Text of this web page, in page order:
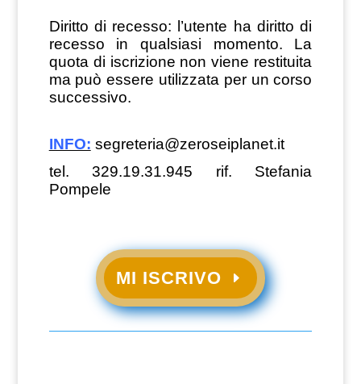
Diritto di recesso: l’utente ha diritto di
recesso in qualsiasi momento. La
quota di iscrizione non viene restituita
ma può essere utilizzata per un corso
successivo.
INFO: segreteria@zeroseiplanet.it
tel. 329.19.31.945 rif. Stefania
Pompele
MI ISCRIVO